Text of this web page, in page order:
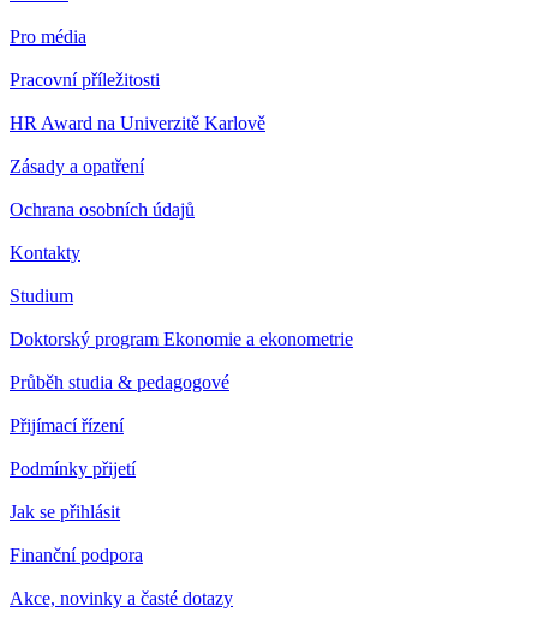
Pro média
Pracovní příležitosti
HR Award na Univerzitě Karlově
Zásady a opatření
Ochrana osobních údajů
Kontakty
Studium
Doktorský program Ekonomie a ekonometrie
Průběh studia & pedagogové
Přijímací řízení
Podmínky přijetí
Jak se přihlásit
Finanční podpora
Akce, novinky a časté dotazy